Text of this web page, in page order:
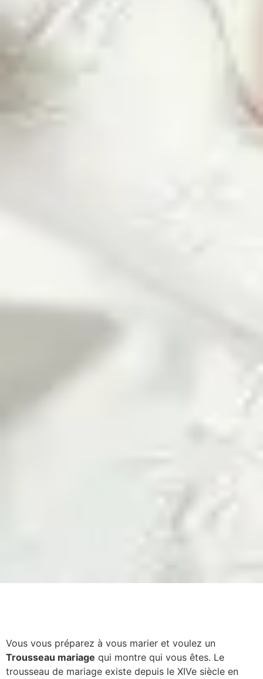
Vous vous préparez à vous marier et voulez un
Trousseau mariage qui montre qui vous êtes. Le
trousseau de mariage existe depuis le XIVe siècle en